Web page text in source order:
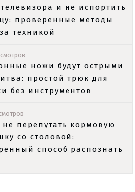
и не испортить
проверенные методы
техникой
ножи будут острыми
простой трюк для
без инструментов
не перепутать кормовую
со столовой:
способ распознать